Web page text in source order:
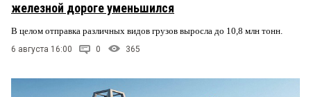
железной дороге уменьшился
В целом отправка различных видов грузов выросла до 10,8 млн тонн.
6 августа 16:00 0 365